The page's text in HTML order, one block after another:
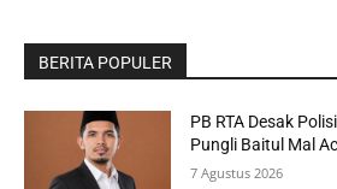
BERITA POPULER
PB RTA Desak
Pungli Baitul Mal
7 Agustus 2026